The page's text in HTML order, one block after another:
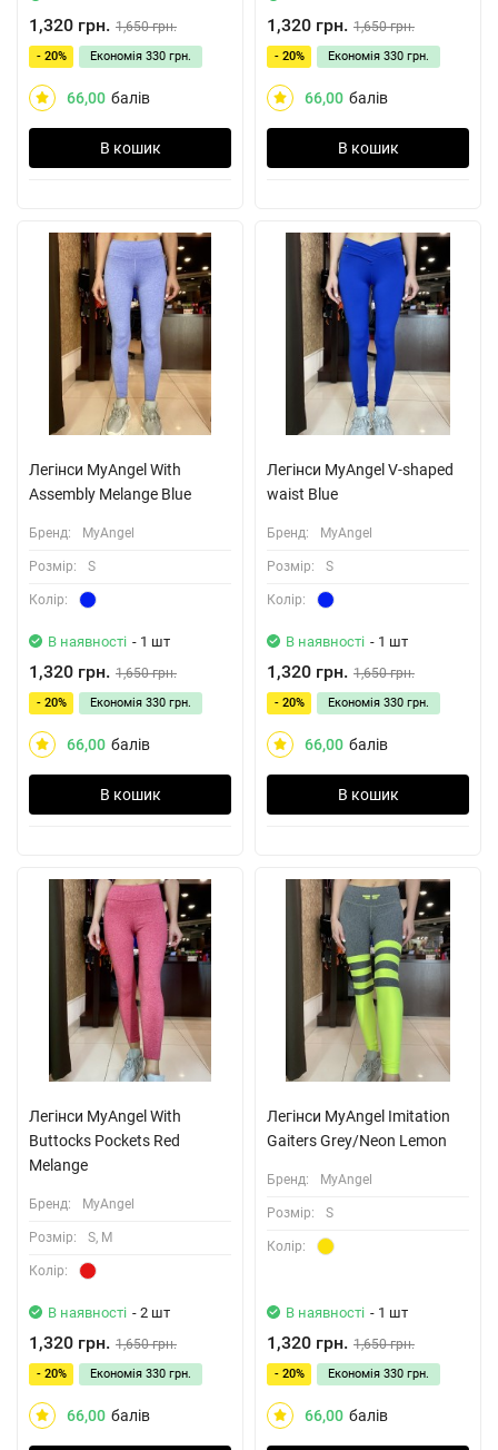
1,320 грн. 1,650 грн.
- 20% Економія 330 грн.
66,00 балів
В кошик
1,320 грн. 1,650 грн.
- 20% Економія 330 грн.
66,00 балів
В кошик
Легінси MyAngel With
Assembly Melange Blue
Бренд: MyAngel
Розмiр: S
Колiр:
В наявності - 1 шт
1,320 грн. 1,650 грн.
- 20% Економія 330 грн.
66,00 балів
В кошик
Легінси MyAngel V-shaped
waist Blue
Бренд: MyAngel
Розмiр: S
Колiр:
В наявності - 1 шт
1,320 грн. 1,650 грн.
- 20% Економія 330 грн.
66,00 балів
В кошик
Легінси MyAngel With
Buttocks Pockets Red
Melange
Бренд: MyAngel
Розмiр: S, M
Колiр:
В наявності - 2 шт
1,320 грн. 1,650 грн.
- 20% Економія 330 грн.
66,00 балів
Легінси MyAngel Imitation
Gaiters Grey/Neon Lemon
Бренд: MyAngel
Розмiр: S
Колiр:
В наявності - 1 шт
1,320 грн. 1,650 грн.
- 20% Економія 330 грн.
66,00 балів